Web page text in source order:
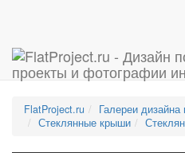
FlatProject.ru
Галереи дизайна
Стеклянные крыши